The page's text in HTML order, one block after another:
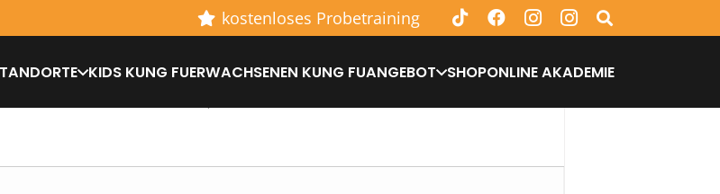
kostenloses Probetraining
KIDS KUNG FUERWACHSENEN KUNG FUANGEBOT SHOPONLINE AKADEMIE
FÜR SCHULLEITER)